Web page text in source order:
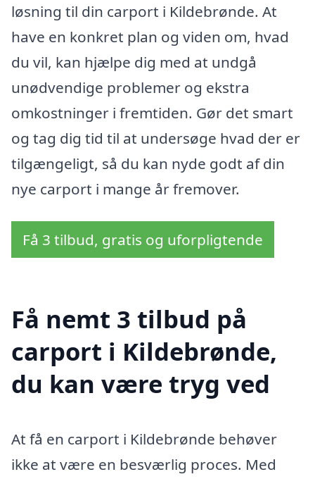
løsning til din carport i Kildebrønde. At
have en konkret plan og viden om, hvad
du vil, kan hjælpe dig med at undgå
unødvendige problemer og ekstra
omkostninger i fremtiden. Gør det smart
og tag dig tid til at undersøge hvad der er
tilgængeligt, så du kan nyde godt af din
nye carport i mange år fremover.
Få 3 tilbud, gratis og uforpligtende
Få nemt 3 tilbud på
carport i Kildebrønde,
du kan være tryg ved
At få en carport i Kildebrønde behøver
ikke at være en besværlig proces. Med